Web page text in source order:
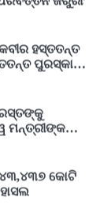
ମିଳିଲା
ମନ୍ତ୍ରୀଙ୍କ
କୋଟି
ଲିଲି ଫୁଲ!